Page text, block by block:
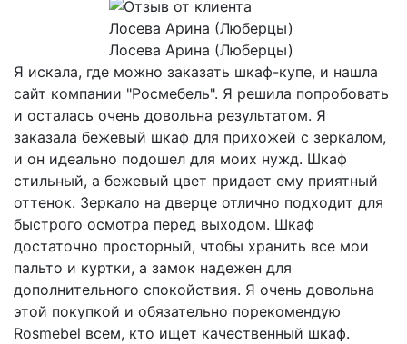
Лосева Арина (Люберцы)
Я искала, где можно заказать шкаф-купе, и нашла
сайт компании "Росмебель". Я решила попробовать
и осталась очень довольна результатом. Я
заказала бежевый шкаф для прихожей с зеркалом,
и он идеально подошел для моих нужд. Шкаф
стильный, а бежевый цвет придает ему приятный
оттенок. Зеркало на дверце отлично подходит для
быстрого осмотра перед выходом. Шкаф
достаточно просторный, чтобы хранить все мои
пальто и куртки, а замок надежен для
дополнительного спокойствия. Я очень довольна
этой покупкой и обязательно порекомендую
Rosmebel всем, кто ищет качественный шкаф.